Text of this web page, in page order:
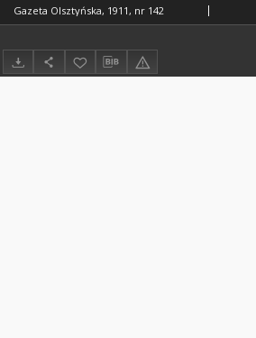
Gazeta Olsztyńska, 1911, nr 142